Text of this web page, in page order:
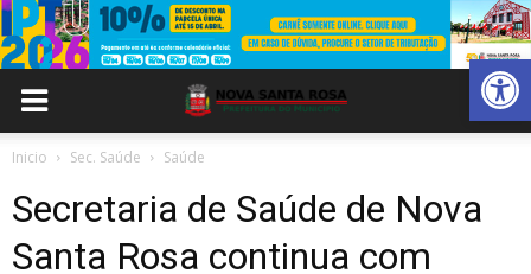
Abrir
Inicio Sec. Saúde Saúde
Secretaria de Saúde de Nova
Santa Rosa continua com